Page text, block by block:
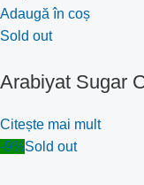
Adaugă în coș
Sold out
Arabiyat Sugar
Citește mai mult
-9%Sold out